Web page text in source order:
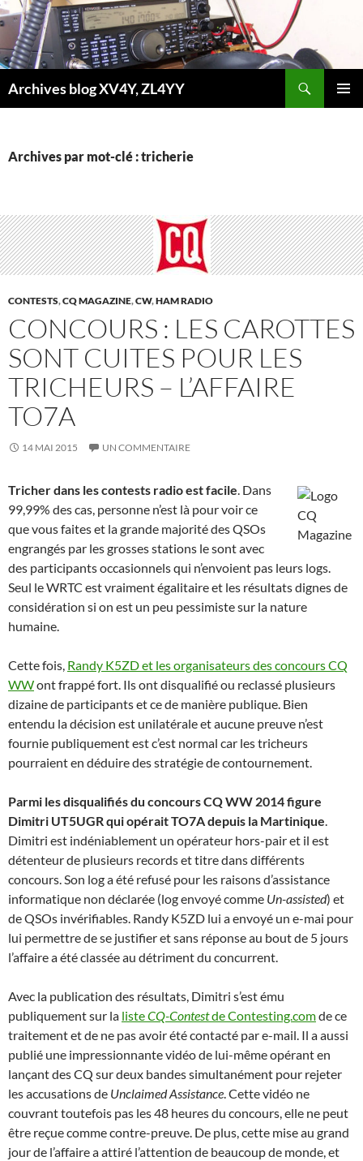
Aller
au
contenu
Archives blog XV4Y, ZL4YY
Archives par mot-clé : tricherie
CONTESTS,CQ MAGAZINE,CW,HAM RADIO
CONCOURS : LES CAROTTES
SONT CUITES POUR LES
TRICHEURS – L’AFFAIRE
TO7A
14 MAI 2015 UN COMMENTAIRE
Tricher dans les contests radio est facile. Dans
99,99% des cas, personne n’est là pour voir ce
que vous faites et la grande majorité des QSOs
engrangés par les grosses stations le sont avec
des participants occasionnels qui n’envoient pas leurs logs.
Seul le WRTC est vraiment égalitaire et les résultats dignes de
considération si on est un peu pessimiste sur la nature
humaine.
Cette fois, Randy K5ZD et les organisateurs des concours CQ
WWont frappé fort. Ils ont disqualifié ou reclassé plusieurs
dizaine de participants et ce de manière publique. Bien
entendu la décision est unilatérale et aucune preuve n’est
fournie publiquement est c’est normal car les tricheurs
pourraient en déduire des stratégie de contournement.
Parmi les disqualifiés du concours CQ WW 2014 figure
Dimitri UT5UGR qui opérait TO7A depuis la Martinique.
Dimitri est indéniablement un opérateur hors-pair et il est
détenteur de plusieurs records et titre dans différents
concours. Son log a été refusé pour les raisons d’assistance
informatique non déclarée (log envoyé comme Un-assisted) et
de QSOs invérifiables. Randy K5ZD lui a envoyé un e-mai pour
lui permettre de se justifier et sans réponse au bout de 5 jours
l’affaire a été classée au détriment du concurrent.
Avec la publication des résultats, Dimitri s’est ému
publiquement sur la listeCQ-Contestde Contesting.comde ce
traitement et de ne pas avoir été contacté par e-mail. Il a aussi
publié une impressionnante vidéo de lui-même opérant en
lançant des CQ sur deux bandes simultanément pour rejeter
les accusations de Unclaimed Assistance. Cette vidéo ne
couvrant toutefois pas les 48 heures du concours, elle ne peut
être reçue comme contre-preuve. De plus, cette mise au grand
jour de l’affaire a attiré l’attention de beaucoup de monde, et